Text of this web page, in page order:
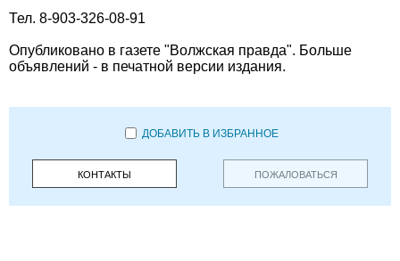
Тел. 8-903-326-08-91
Опубликовано в газете "Волжская правда". Больше
объявлений - в печатной версии издания.
ДОБАВИТЬ В ИЗБРАННОЕ
КОНТАКТЫ ПОЖАЛОВАТЬСЯ